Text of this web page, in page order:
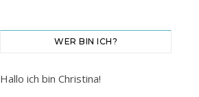
WER BIN ICH?
Hallo ich bin Christina!